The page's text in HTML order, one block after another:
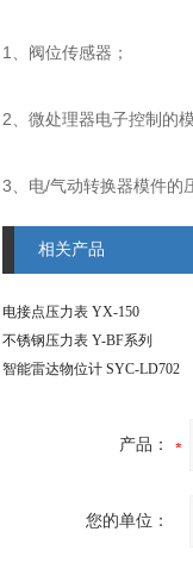
1、阀位传感器；
2、微处理器电子控制的
3、电/气动转换器模件的
相关产品
电接点压力表 YX-150
不锈钢压力表 Y-BF系列
智能雷达物位计 SYC-LD702
产品：
您的单位：